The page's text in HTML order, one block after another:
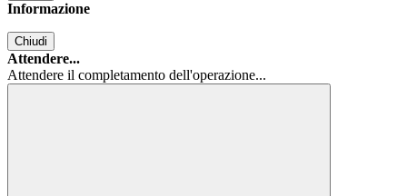
Informazione
Chiudi
Attendere...
Attendere il completamento dell'operazione...